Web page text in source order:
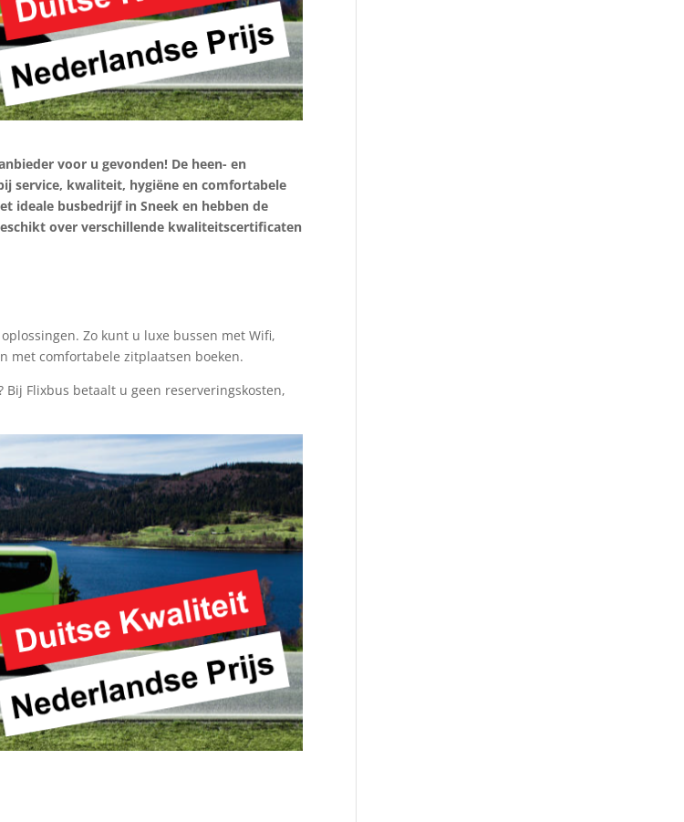
voor u gevonden! De heen- en
service, kwaliteit, hygiëne en comfortabele
ideale busbedrijf in Sneek en hebben de
over verschillende kwaliteitscertificaten
Zo kunt u luxe bussen met Wifi,
met comfortabele zitplaatsen boeken.
Bij Flixbus betaalt u geen reserveringskosten,